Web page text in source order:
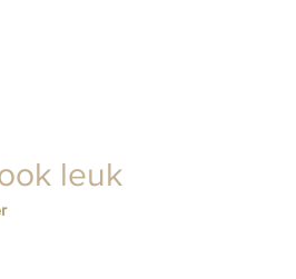
leuk